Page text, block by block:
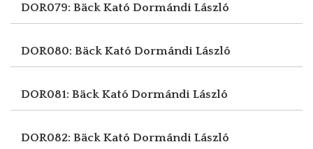
DOR079: Bäck Kató Dormándi László
DOR080: Bäck Kató Dormándi László
DOR081: Bäck Kató Dormándi László
DOR082: Bäck Kató Dormándi László